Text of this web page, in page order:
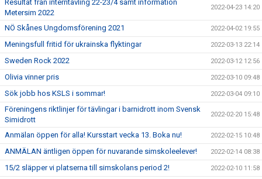
Resultat från interntävling 22-23/4 samt information
Metersim 2022
2022-04-23 14:20
NÖ Skånes Ungdomsförening 2021 2022-04-02 19:55
Meningsfull fritid för ukrainska flyktingar 2022-03-13 22:14
Sweden Rock 2022 2022-03-12 12:56
Olivia vinner pris 2022-03-10 09:48
Sök jobb hos KSLS i sommar! 2022-03-04 09:10
Föreningens riktlinjer för tävlingar i barnidrott inom Svensk
Simidrott
2022-02-20 15:48
Anmälan öppen för alla! Kursstart vecka 13. Boka nu! 2022-02-15 10:48
ANMÄLAN äntligen öppen för nuvarande simskoleelever! 2022-02-14 08:38
15/2 släpper vi platserna till simskolans period 2! 2022-02-10 11:58